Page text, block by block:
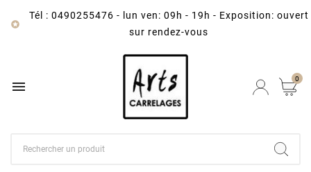

Tél : 0490255476 -
lun ven: 09h - 19h - Exposition: ouvert
sur rendez-vous
 0